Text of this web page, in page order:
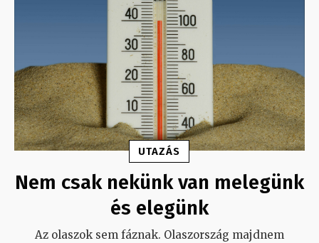
UTAZÁS
Nem csak nekünk van melegünk
és elegünk
Az olaszok sem fáznak. Olaszország majdnem